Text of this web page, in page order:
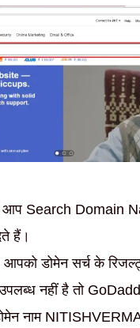
आप Search Domain
हैं।
डोमेन सर्च के
नहीं है तो
नाम